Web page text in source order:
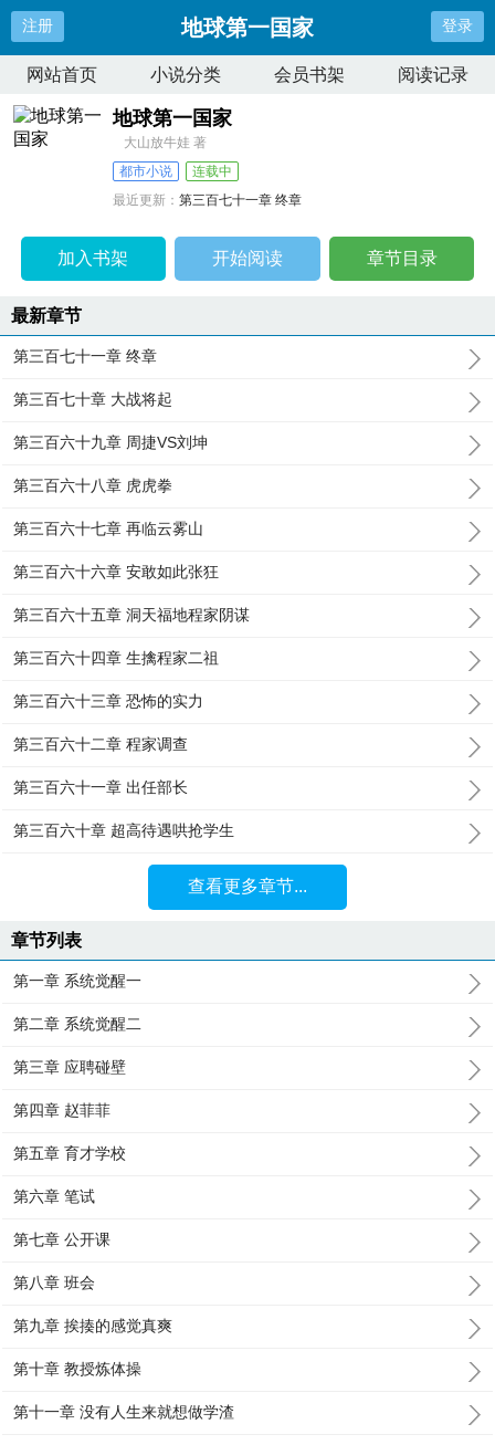
注册 地球第一国家 登录
网站首页 小说分类 会员书架 阅读记录
地球第一国家
大山放牛娃 著
都市小说
连载中
最近更新：第三百七十一章 终章
加入书架 开始阅读 章节目录
最新章节
第三百七十一章 终章
第三百七十章 大战将起
第三百六十九章 周捷VS刘坤
第三百六十八章 虎虎拳
第三百六十七章 再临云雾山
第三百六十六章 安敢如此张狂
第三百六十五章 洞天福地程家阴谋
第三百六十四章 生擒程家二祖
第三百六十三章 恐怖的实力
第三百六十二章 程家调查
第三百六十一章 出任部长
第三百六十章 超高待遇哄抢学生
查看更多章节...
章节列表
第一章 系统觉醒一
第二章 系统觉醒二
第三章 应聘碰壁
第四章 赵菲菲
第五章 育才学校
第六章 笔试
第七章 公开课
第八章 班会
第九章 挨揍的感觉真爽
第十章 教授炼体操
第十一章 没有人生来就想做学渣